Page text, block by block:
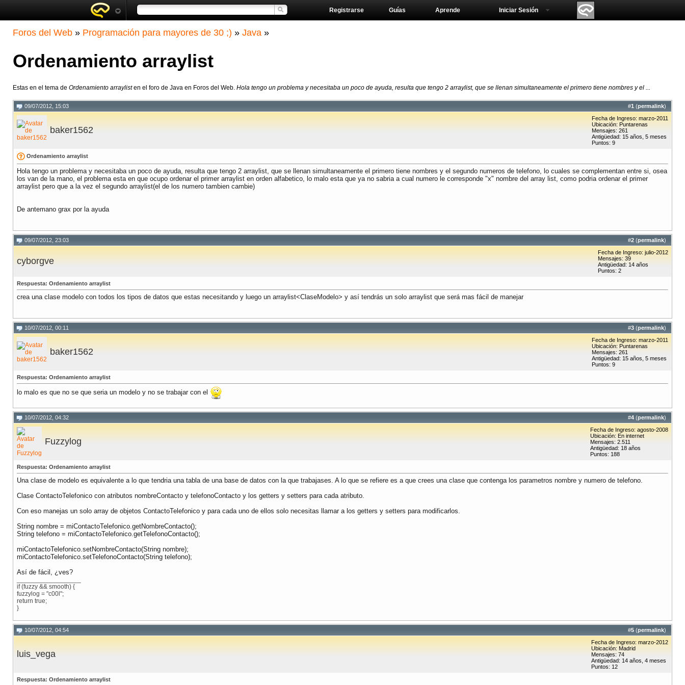
Aprende
Guías
Registrarse Iniciar Sesión
Foros del Web » Programación para mayores de 30 ;) » Java »
Ordenamiento arraylist
Estas en el tema de Ordenamiento arraylisten el foro de Java en Foros del Web. Hola tengo un problema y necesitaba un poco de ayuda, resulta que tengo 2 arraylist, que se llenan simultaneamente el primero tiene nombres y el ...
#1 (permalink)
09/07/2012, 15:03
baker1562
Fecha de Ingreso: marzo-2011
Ubicación: Puntarenas
Mensajes: 261
Antigüedad: 15 años, 5 meses
Puntos: 9
Ordenamiento arraylist
Hola tengo un problema y necesitaba un poco de ayuda, resulta que tengo 2 arraylist, que se llenan simultaneamente el primero tiene nombres y el segundo numeros de telefono, lo cuales se complementan entre si, osea
los van de la mano, el problema esta en que ocupo ordenar el primer arraylist en orden alfabetico, lo malo esta que ya no sabria a cual numero le corresponde "x" nombre del array list, como podria ordenar el primer
arraylist pero que a la vez el segundo arraylist(el de los numero tambien cambie)
De antemano grax por la ayuda
#2 (permalink)
09/07/2012, 23:03
cyborgve
Fecha de Ingreso: julio-2012
Mensajes: 39
Antigüedad: 14 años
Puntos: 2
Respuesta: Ordenamiento arraylist
crea una clase modelo con todos los tipos de datos que estas necesitando y luego un arraylist<ClaseModelo> y así tendrás un solo arraylist que será mas fácil de manejar
#3 (permalink)
10/07/2012, 00:11
baker1562
Fecha de Ingreso: marzo-2011
Ubicación: Puntarenas
Mensajes: 261
Antigüedad: 15 años, 5 meses
Puntos: 9
Respuesta: Ordenamiento arraylist
lo malo es que no se que seria un modelo y no se trabajar con el
#4 (permalink)
10/07/2012, 04:32
Fuzzylog
Fecha de Ingreso: agosto-2008
Ubicación: En internet
Mensajes: 2.511
Antigüedad: 18 años
Puntos: 188
Respuesta: Ordenamiento arraylist
Una clase de modelo es equivalente a lo que tendria una tabla de una base de datos con la que trabajases. A lo que se refiere es a que crees una clase que contenga los parametros nombre y numero de telefono.
Clase ContactoTelefonico con atributos nombreContacto y telefonoContacto y los getters y setters para cada atributo.
Con eso manejas un solo array de objetos ContactoTelefonico y para cada uno de ellos solo necesitas llamar a los getters y setters para modificarlos.
String nombre = miContactoTelefonico.getNombreContacto();
String telefono = miContactoTelefonico.getTelefonoContacto();
miContactoTelefonico.setNombreContacto(String nombre);
miContactoTelefonico.setTelefonoContacto(String telefono);
Así de fácil, ¿ves?
if (fuzzy && smooth) {
fuzzylog = "c00l";
return true;
}
#5 (permalink)
10/07/2012, 04:54
luis_vega
Fecha de Ingreso: marzo-2012
Ubicación: Madrid
Mensajes: 74
Antigüedad: 14 años, 4 meses
Puntos: 12
Respuesta: Ordenamiento arraylist